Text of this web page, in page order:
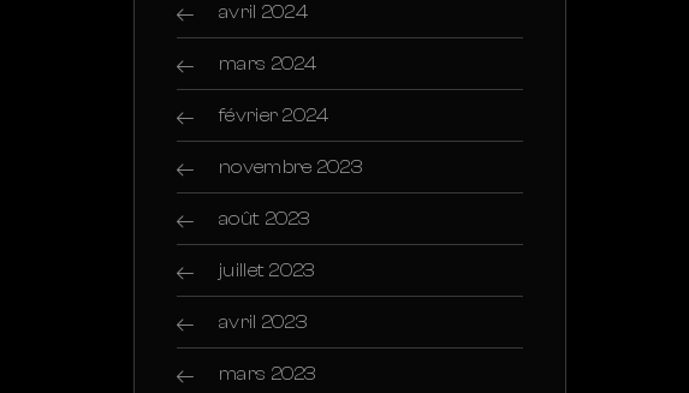
avril 2024
mars 2024
février 2024
novembre 2023
août 2023
juillet 2023
avril 2023
mars 2023